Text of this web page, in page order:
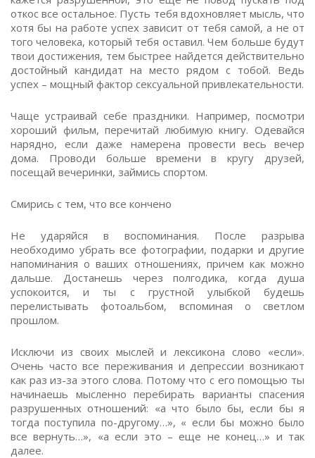
откос все остальное. Пусть тебя вдохновляет мысль, что
хотя бы на работе успех зависит от тебя самой, а не от
того человека, который тебя оставил. Чем больше будут
твои достижения, тем быстрее найдется действительно
достойный кандидат на место рядом с тобой. Ведь
успех – мощный фактор сексуальной привлекательности.
Чаще устраивай себе праздники. Например, посмотри
хороший фильм, перечитай любимую книгу. Одевайся
нарядно, если даже намерена провести весь вечер
дома. Проводи больше времени в кругу друзей,
посещай вечеринки, займись спортом.
Смирись с тем, что все кончено
Не ударяйся в воспоминания. После разрыва
необходимо убрать все фотографии, подарки и другие
напоминания о ваших отношениях, причем как можно
дальше. Достанешь через полгодика, когда душа
успокоится, и ты с грустной улыбкой будешь
перелистывать фотоальбом, вспоминая о светлом
прошлом.
Исключи из своих мыслей и лексикона слово «если».
Очень часто все переживания и депрессии возникают
как раз из-за этого слова. Потому что с его помощью ты
начинаешь мысленно перебирать варианты спасения
разрушенных отношений: «а что было бы, если бы я
тогда поступила по-другому…», « если бы можно было
все вернуть…», «а если это – еще не конец…» и так
далее.